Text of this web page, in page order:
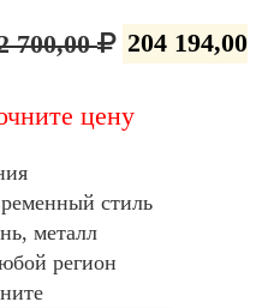
700,00 204 194,00
цену
стиль
металл
регион